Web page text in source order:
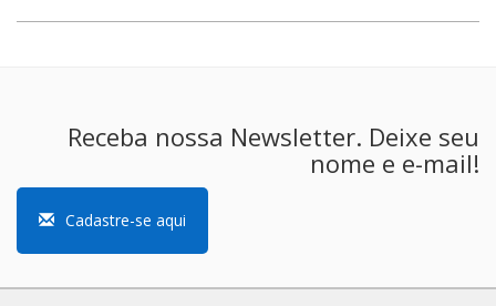
Receba nossa Newsletter. Deixe seu
nome e e-mail!
Cadastre-se aqui